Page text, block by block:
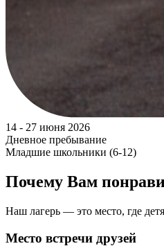
14 - 27 июня 2026
Дневное пребывание
Младшие школьники (6-12)
Почему Вам
Наш лагерь — это место, где
Место встречи друзей